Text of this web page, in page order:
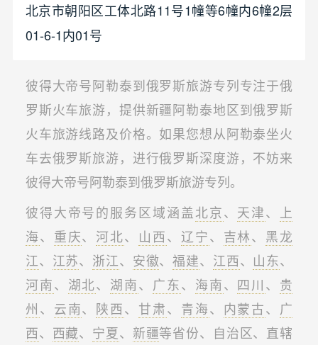
北京市朝阳区工体北路11号1幢等6幢内6幢2层
01-6-1内01号
彼得大帝号阿勒泰到俄罗斯旅游专列专注于俄
罗斯火车旅游，提供新疆阿勒泰地区到俄罗斯
火车旅游线路及价格。如果您想从阿勒泰坐火
车去俄罗斯旅游，进行俄罗斯深度游，不妨来
彼得大帝号阿勒泰到俄罗斯旅游专列。
彼得大帝号的服务区域涵盖北京、 天津、 上
海、 重庆、 河北、 山西、 辽宁、 吉林、 黑龙
江、 江苏、 浙江、 安徽、福建、 江西、 山东、
河南、 湖北、 湖南、 广东、 海南、 四川、 贵
州、 云南、 陕西、 甘肃、 青海、 内蒙古、 广
西、 西藏、 宁夏、 新疆等省份、自治区、直辖